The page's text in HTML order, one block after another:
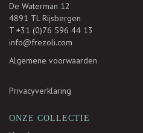
De Waterman 12
4891 TL Rijsbergen
T +31 (0)76 596 44 13
info@frezoli.com
Algemene voorwaarden
Privacyverklaring
ONZE COLLECTIE